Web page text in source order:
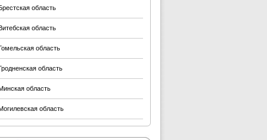
область
область
область
область
область
область